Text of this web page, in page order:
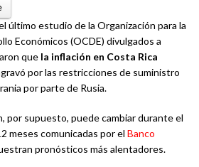
último estudio de la Organización para la
Económicos (OCDE) divulgados a
que la inflación en Costa Rica
por las restricciones de suministro
por parte de Rusia.
por supuesto, puede cambiar durante el
meses comunicadas por el Banco
pronósticos más alentadores.